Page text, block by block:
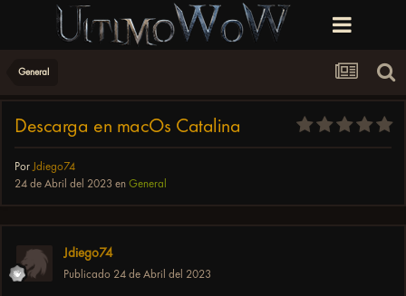
General
Descarga en macOs Catalina
Por Jdiego74
24 de Abril del 2023 en General
Jdiego74
Publicado 24 de Abril del 2023